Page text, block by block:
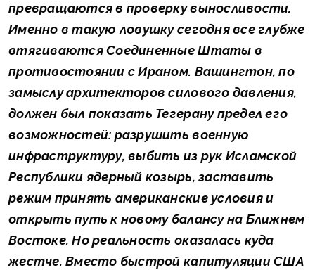
превращаются в проверку выносливости.
Именно в такую ловушку сегодня все глубже
втягиваются Соединенные Штаты в
противостоянии с Ираном. Вашингтон, по
замыслу архитекторов силового давления,
должен был показать Тегерану предел его
возможностей: разрушить военную
инфраструктуру, выбить из рук Исламской
Республики ядерный козырь, заставить
режим принять американские условия и
открыть путь к новому балансу на Ближнем
Востоке. Но реальность оказалась куда
жестче. Вместо быстрой капитуляции США